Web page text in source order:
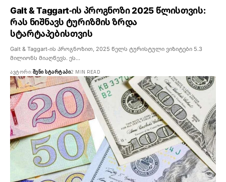
Galt & Taggart-ის პროგნოზი 2025 წლისთვის:
რას ნიშნავს ტურიზმის ზრდა
სტარტაპებისთვის
Galt & Taggart-ის პროგნოზით, 2025 წელს ტურისტული ვიზიტები 5.3
მილიონს მიაღწევს. ეს…
ᲐᲕᲢᲝᲠᲘ:ᲨᲔᲜᲘ ᲡᲢᲐᲠᲢᲐᲞᲘ2 MIN READ